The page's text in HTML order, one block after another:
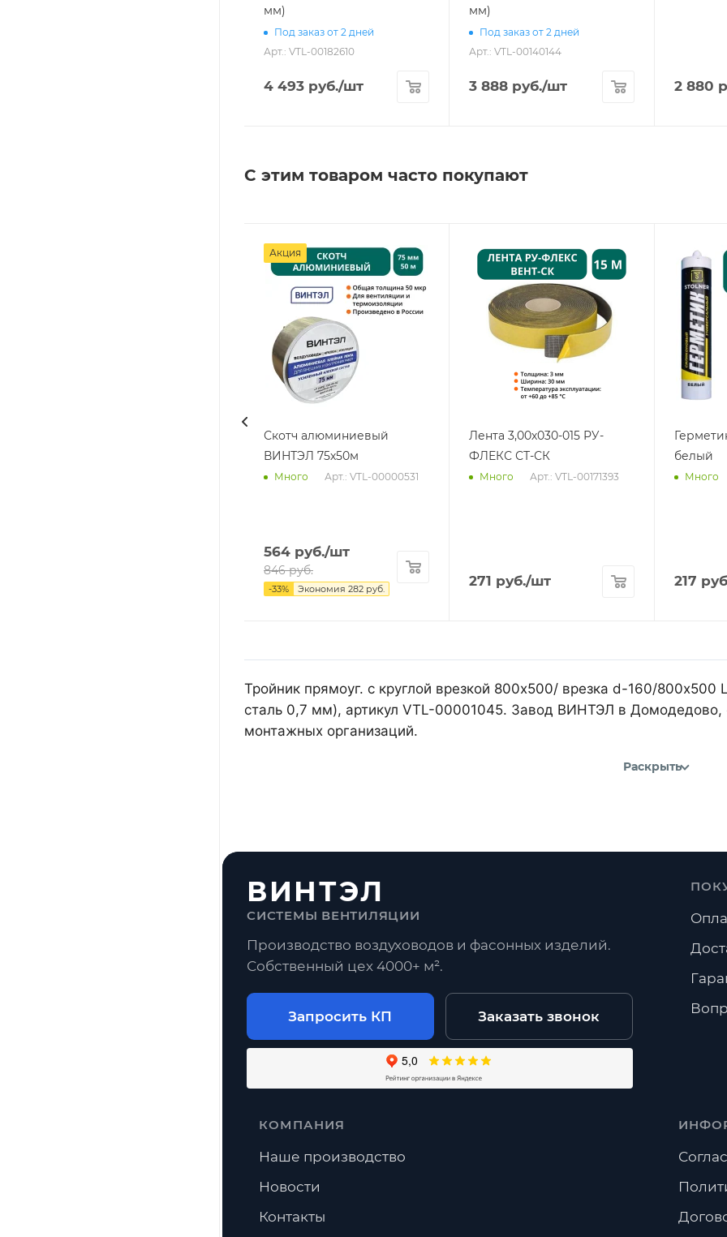
мм)
Под заказ от 2 дней
Арт.: VTL-00182610
4 493 руб./шт
мм)
Под заказ от 2 дней
Арт.: VTL-00140144
3 888 руб./шт 2 880
С этим товаром часто покупают
Акция
Скотч алюминиевый
ВИНТЭЛ 75х50м
Много Арт.: VTL-00000531
564 руб./шт
846руб.
-33% Экономия 282 руб.
Лента 3,00х030-015 РУ-
ФЛЕКС СТ-СК
Много Арт.: VTL-00171393
271 руб./шт
белый
Много
217
Тройник прямоуг. с круглой врезкой 800х500/ врезка d-160/
сталь 0,7 мм), артикул VTL-00001045. Завод ВИНТЭЛ в Домодедово,
монтажных организаций.
Раскрыть
ВИНТЭЛ
СИСТЕМЫ ВЕНТИЛЯЦИИ
Производство воздуховодов и фасонных изделий.
Собственный цех 4000+ м².
Запросить КП Заказать звонок
КОМПАНИЯ
Наше производство
Новости
Контакты